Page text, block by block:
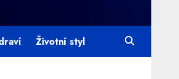
Životní styl